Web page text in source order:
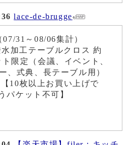
lace-de-brugge
31～08/06集計）
加工テーブルクロス 約
限定（会議、イベント、
、式典、長テーブル用）
10枚以上お買い上げで
パケット不可】